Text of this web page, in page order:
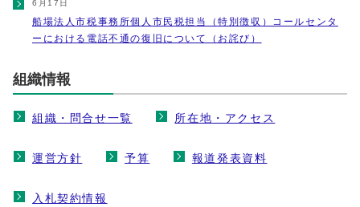
6月17日
船場法人市税事務所個人市民税担当（特別徴収）コールセンタ
ーにおける電話不通の復旧について（お詫び）
組織情報
組織・問合せ一覧 所在地・アクセス
運営方針 予算 報道発表資料
入札契約情報